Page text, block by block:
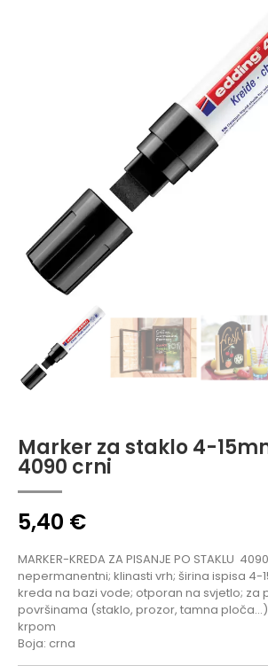
Marker za staklo 4-
4090 crni
5,40 €
MARKER-KREDA ZA PISANJE PO STAKLU
nepermanentni; klinasti vrh; širina ispisa 4-
kreda na bazi vode; otporan na svjetlo; za
površinama (staklo, prozor, tamna
krpom
Boja: crna